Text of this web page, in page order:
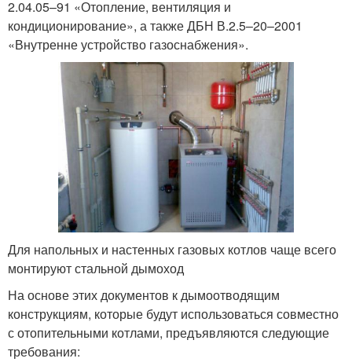
2.04.05–91 «Отопление, вентиляция и
кондиционирование», а также ДБН В.2.5–20–2001
«Внутренне устройство газоснабжения».
Для напольных и настенных газовых котлов чаще всего
монтируют стальной дымоход
На основе этих документов к дымоотводящим
конструкциям, которые будут использоваться совместно
с отопительными котлами, предъявляются следующие
требования: